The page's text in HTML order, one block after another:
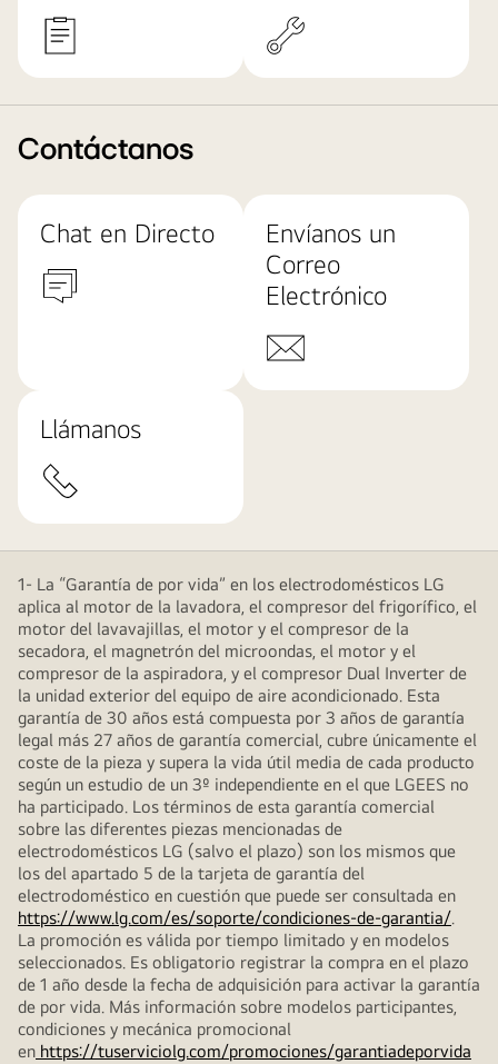
Contáctanos
Chat en Directo
Envíanos un
Correo
Electrónico
Llámanos
1- La “Garantía de por vida” en los electrodomésticos LG
aplica al motor de la lavadora, el compresor del frigorífico, el
motor del lavavajillas, el motor y el compresor de la
secadora, el magnetrón del microondas, el motor y el
compresor de la aspiradora, y el compresor Dual Inverter de
la unidad exterior del equipo de aire acondicionado. Esta
garantía de 30 años está compuesta por 3 años de garantía
legal más 27 años de garantía comercial, cubre únicamente el
coste de la pieza y supera la vida útil media de cada producto
según un estudio de un 3º independiente en el que LGEES no
ha participado. Los términos de esta garantía comercial
sobre las diferentes piezas mencionadas de
electrodomésticos LG (salvo el plazo) son los mismos que
los del apartado 5 de la tarjeta de garantía del
electrodoméstico en cuestión que puede ser consultada en
https://www.lg.com/es/soporte/condiciones-de-garantia/.
La promoción es válida por tiempo limitado y en modelos
seleccionados. Es obligatorio registrar la compra en el plazo
de 1 año desde la fecha de adquisición para activar la garantía
de por vida. Más información sobre modelos participantes,
condiciones y mecánica promocional
en https://tuserviciolg.com/promociones/garantiadeporvida